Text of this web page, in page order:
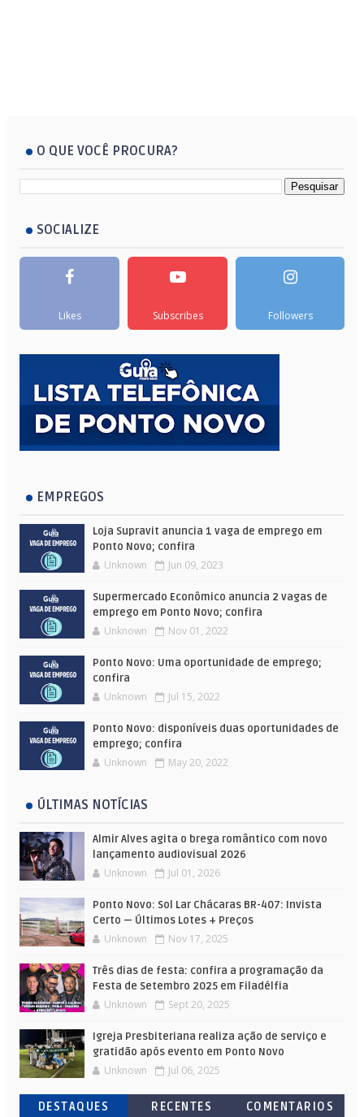
O QUE VOCÊ PROCURA?
SOCIALIZE
Likes Subscribes Followers
EMPREGOS
Loja Supravit anuncia 1 vaga de emprego em
Ponto Novo; confira
Unknown Jun 09, 2023
Supermercado Econômico anuncia 2 vagas de
emprego em Ponto Novo; confira
Unknown Nov 01, 2022
Ponto Novo: Uma oportunidade de emprego;
confira
Unknown Jul 15, 2022
Ponto Novo: disponíveis duas oportunidades de
emprego; confira
Unknown May 20, 2022
ÚLTIMAS NOTÍCIAS
Almir Alves agita o brega romântico com novo
lançamento audiovisual 2026
Unknown Jul 01, 2026
Ponto Novo: Sol Lar Chácaras BR-407: Invista
Certo — Últimos Lotes + Preços
Unknown Nov 17, 2025
Três dias de festa: confira a programação da
Festa de Setembro 2025 em Filadélfia
Unknown Sept 20, 2025
Igreja Presbiteriana realiza ação de serviço e
gratidão após evento em Ponto Novo
Unknown Jul 06, 2025
DESTAQUES RECENTES COMENTARIOS